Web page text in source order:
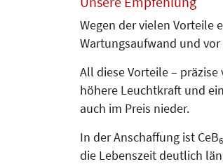
Wegen der vielen Vorteile
War­tungsaufwand und
All diese Vorteile –
höhere Leuchtkraft und
auch im Preis nieder.
In der Anschaffung ist CeB6
die Lebenszeit deutlich